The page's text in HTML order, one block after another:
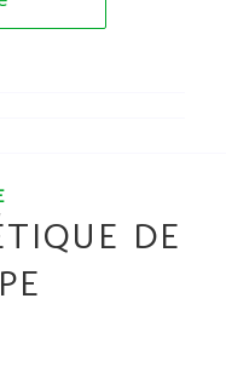
DE